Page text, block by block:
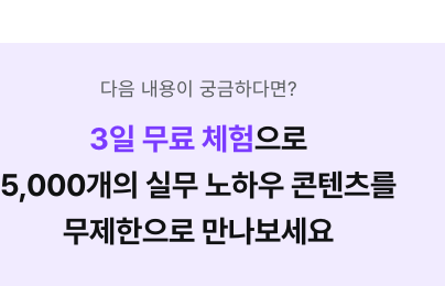
다음 내용이 궁금하다면?
3일 무료 체험으로
5,000개의 실무 노하우 콘텐츠를
무제한으로 만나보세요